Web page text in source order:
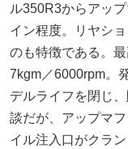
ル350R3からアッ
イン程度。リヤシ
のも特徴である。
7kgm／6000rpm。
デルライフを閉じ
談だが、アップマ
イル注入口がクラ